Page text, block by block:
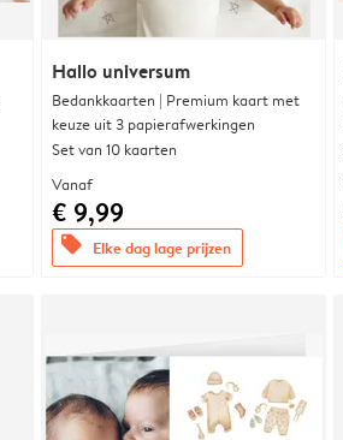
Hallo universum
Bedankkaarten | Premium kaart met
keuze uit 3 papierafwerkingen
Set van 10 kaarten
Vanaf
€ 9,99
offers Elke dag lage prijzen